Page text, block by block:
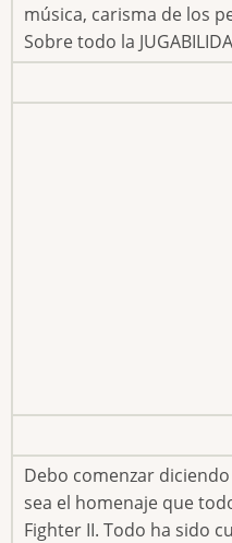
música, carisma de los
Sobre todo la
Debo comenzar
sea el homenaje que
Fighter II. Todo ha sido